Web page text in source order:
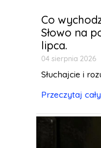
Co
Słowo na
lipca.
04 sierpnia 2026
Słuchajcie i
Przeczytaj cały